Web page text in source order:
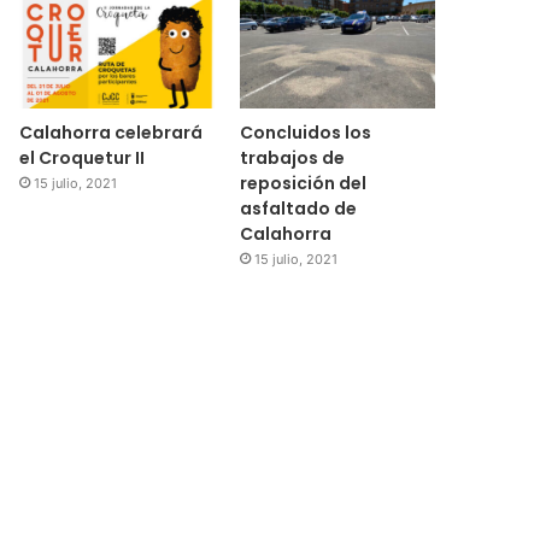
Calahorra celebrará
el Croquetur II
15 julio, 2021
Concluidos los
trabajos de
reposición del
asfaltado de
Calahorra
15 julio, 2021